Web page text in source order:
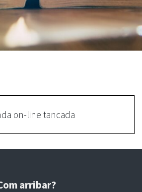
on-line tancada
arribar?